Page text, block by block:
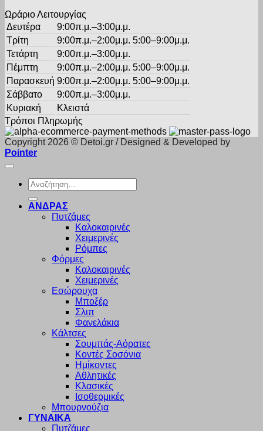
Ωράριο Λειτουργίας
Δευτέρα
9:00π.μ.–3:00μ.μ.
Τρίτη
9:00π.μ.–2:00μ.μ. 5:00–9:00μ.μ.
Τετάρτη
9:00π.μ.–3:00μ.μ.
Πέμπτη
9:00π.μ.–2:00μ.μ. 5:00–9:00μ.μ.
Παρασκευή 9:00π.μ.–2:00μ.μ. 5:00–9:00μ.μ.
Σάββατο
9:00π.μ.–3:00μ.μ.
Κυριακή
Κλειστά
Τρόποι Πληρωμής
Copyright 2026 © Detoi.gr / Designed & Developed by
Pointer
Αναζήτηση
για:
ΑΝΔΡΑΣ
Πυτζάμες
Καλοκαιρινές
Χειμερινές
Ρόμπες
Φόρμες
Καλοκαιρινές
Χειμερινές
Εσώρουχα
Μποξέρ
Σλιπ
Φανελάκια
Κάλτσες
Σουμπάς-Αόρατες
Κοντές Σοσόνια
Ημίκοντες
Αθλητικές
Κλασικές
Ισοθερμικές
Μπουρνούζια
ΓΥΝΑΙΚΑ
Πυτζάμες